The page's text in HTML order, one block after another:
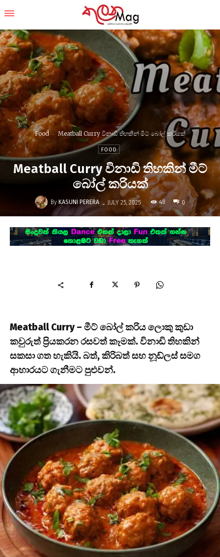
Food Meatball Curry විනාඩි තිහකින් මීට් බෝල් කරියක්
FOOD
Meatball Curry විනාඩි තිහකින් මීට්
බෝල් කරියක්
By KASUNI PERERA - JULY 25, 2025 48 0
Meatball Curry – මීට් බෝල් කරිය ලොකු කුඩා
කවුරුත් ප්‍රියකරන රසවත් කෑමක්. විනාඩි තිහකින්
සකසා ගත හැකියි. බත්, කිරිබත් සහ නූඩ්ලස් සමග
ආහාරයට ගැනීමට පුළුවන්.